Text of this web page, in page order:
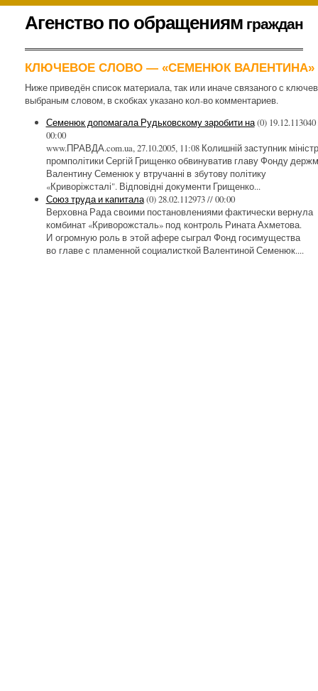
К
содержимому .
Агенство по обращениямграждан
КЛЮЧЕВОЕ СЛОВО — «СЕМЕНЮК ВАЛЕНТИНА»
Ниже приведён список материала, так или иначе связаного с
выбраным словом, в скобках указано кол-во комментариев.
Семенюк допомагала Рудьковскому заробити на(0)
00:00
www.ПРАВДА.com.ua, 27.10.2005, 11:08 Колишній заступник
промполітики Сергій Грищенко обвинуватив главу Фонду
Валентину Семенюк у втручанні в збутову політику
«Криворіжсталі". Відповідні документи Грищенко...
Союз труда и капитала(0)28.02.112973 // 00:00
Верховна Рада своими постановлениями фактически вернула
комбинат «Криворожсталь» под контроль Рината Ахметова.
И огромную роль в этой афере сыграл Фонд госимущества
во главе с пламенной социалисткой Валентиной Семенюк....